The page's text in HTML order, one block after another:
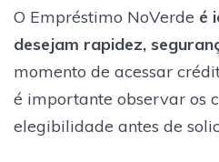
O Empréstimo NoVerde é
desejam rapidez,
momento de acessar
é importante observar os
elegibilidade antes de